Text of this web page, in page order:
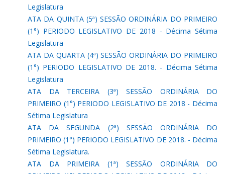
Legislatura
ATA DA QUINTA (5ª) SESSÃO ORDINÁRIA DO PRIMEIRO
(1°) PERIODO LEGISLATIVO DE 2018 - Décima Sétima
Legislatura
ATA DA QUARTA (4ª) SESSÃO ORDINÁRIA DO PRIMEIRO
(1°) PERIODO LEGISLATIVO DE 2018. - Décima Sétima
Legislatura
ATA DA TERCEIRA (3ª) SESSÃO ORDINÁRIA DO
PRIMEIRO (1°) PERIODO LEGISLATIVO DE 2018 - Décima
Sétima Legislatura
ATA DA SEGUNDA (2ª) SESSÃO ORDINÁRIA DO
PRIMEIRO (1°) PERIODO LEGISLATIVO DE 2018. - Décima
Sétima Legislatura.
ATA DA PRIMEIRA (1ª) SESSÃO ORDINÁRIA DO